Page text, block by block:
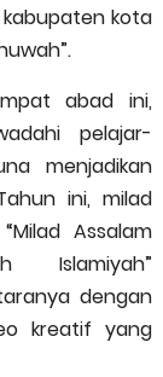
kabupaten kota
abad ini,
pelajar-
menjadikan
ini, milad
Assalam
Islamiyah”
dengan
kreatif yang